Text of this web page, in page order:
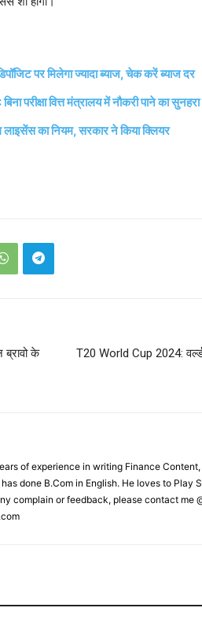
पर मिलेगा ज्यादा ब्याज, चेक करें ब्याज दर
वित्त मंत्रालय में नौकरी पाने का सुनहरा
का नियम, सरकार ने किया क्लियर
के
T20 World Cup 2024:
of experience in writing Finance
done B.Com in English. He loves to Play
complain or feedback, please contact me